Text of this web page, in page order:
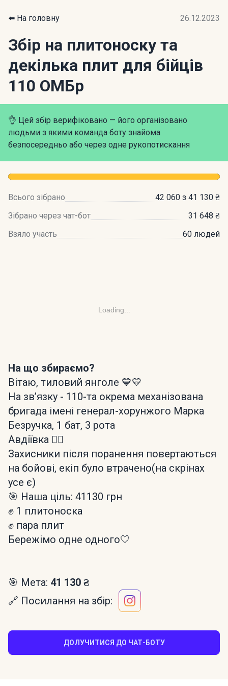
⬅️ На головну 26.12.2023
Збір на плитоноску та
декілька плит для бійців
110 ОМБр
👌 Цей збір верифіковано — його організовано
людьми з якими команда боту знайома
безпосередньо або через одне рукопотискання
Всього зібрано
42 060 з 41 130 ₴
Зібрано через чат-бот
31 648 ₴
Взяло участь
60 людей
Loading...
На що збираємо?
Вітаю, тиловий янголе 💙💛
На зв’язку - 110-та окрема механізована
бригада імені генерал-хорунжого Марка
Безручка, 1 бат, 3 рота
Авдіївка ❤️‍🔥
Захисники після поранення повертаються
на бойові, екіп було втрачено(на скрінах
усе є)
🎯 Наша ціль: 41130 грн
✊ 1 плитоноска
✊ пара плит
Бережімо одне одного🤍
🎯 Мета: 41 130 ₴
🔗 Посилання на збір:
ДОЛУЧИТИСЯ ДО ЧАТ-БОТУ